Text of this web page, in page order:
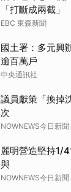
「打斷成兩截」
EBC 東森新聞
國土署：多元
逾百萬戶
中央通訊社
議員獻策「換掉
次
NOWNEWS今日新聞
麗明營造堅持1/
與
NOWNEWS今日新聞